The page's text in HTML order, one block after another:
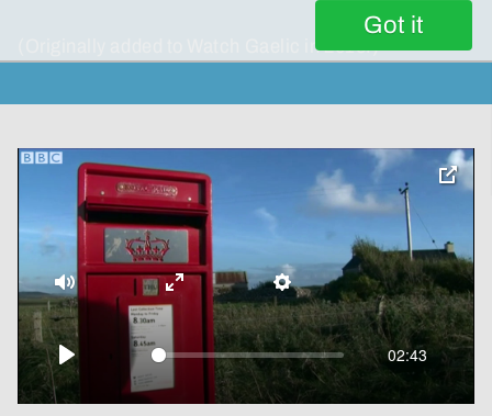
Got it
(Originally added to Watch Gaelic in 2015.)
Play
02:43
Mute Settings
Enter
fullscreen
toggle